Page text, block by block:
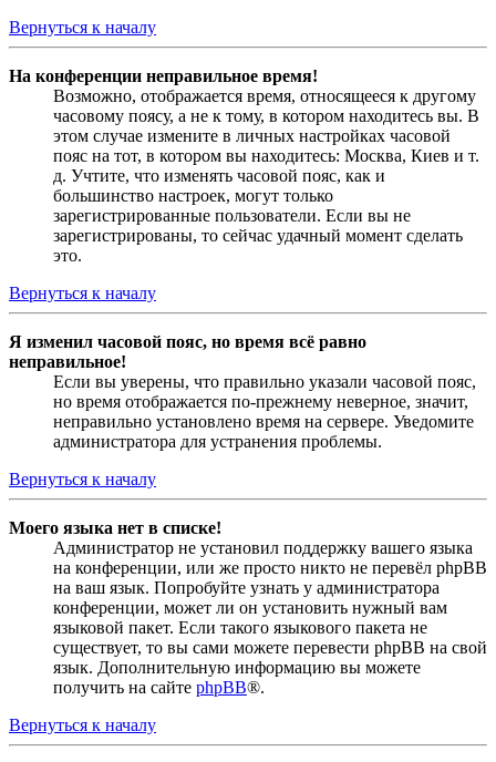
Вернуться к началу
На конференции неправильное время!
Возможно, отображается время, относящееся к другому
часовому поясу, а не к тому, в котором находитесь вы. В
этом случае измените в личных настройках часовой
пояс на тот, в котором вы находитесь: Москва, Киев и т.
д. Учтите, что изменять часовой пояс, как и
большинство настроек, могут только
зарегистрированные пользователи. Если вы не
зарегистрированы, то сейчас удачный момент сделать
это.
Вернуться к началу
Я изменил часовой пояс, но время всё равно
неправильное!
Если вы уверены, что правильно указали часовой пояс,
но время отображается по-прежнему неверное, значит,
неправильно установлено время на сервере. Уведомите
администратора для устранения проблемы.
Вернуться к началу
Моего языка нет в списке!
Администратор не установил поддержку вашего языка
на конференции, или же просто никто не перевёл phpBB
на ваш язык. Попробуйте узнать у администратора
конференции, может ли он установить нужный вам
языковой пакет. Если такого языкового пакета не
существует, то вы сами можете перевести phpBB на свой
язык. Дополнительную информацию вы можете
получить на сайте phpBB®.
Вернуться к началу